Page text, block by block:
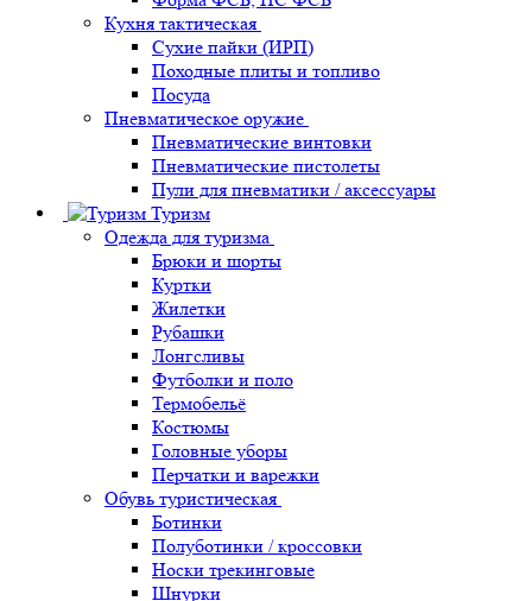
Кухня тактическая
Сухие пайки (ИРП)
Походные плиты и топливо
Посуда
Пневматическое оружие
Пневматические винтовки
Пневматические пистолеты
Пули для пневматики / аксессуары
Туризм
Одежда для туризма
Брюки и шорты
Куртки
Жилетки
Рубашки
Лонгсливы
Футболки и поло
Термобельё
Костюмы
Головные уборы
Перчатки и варежки
Обувь туристическая
Ботинки
Полуботинки / кроссовки
Носки трекинговые
Шнурки